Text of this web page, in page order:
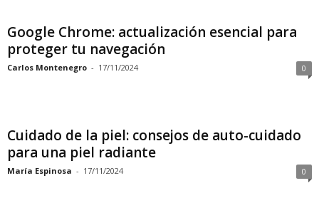
Google Chrome: actualización esencial para
proteger tu navegación
Carlos Montenegro - 17/11/2024 0
Cuidado de la piel: consejos de auto-cuidado
para una piel radiante
María Espinosa - 17/11/2024 0